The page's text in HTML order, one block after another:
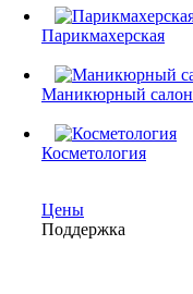
Парикмахерская
Маникюрный салон
Косметология
Цены
Поддержка